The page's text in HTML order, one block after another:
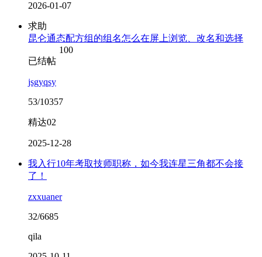
2026-01-07
求助
昆仑通态配方组的组名怎么在屏上浏览、改名和选择
100
已结帖
jsgyqsy
53/10357
精达02
2025-12-28
我入行10年考取技师职称，如今我连星三角都不会接
了！
zxxuaner
32/6685
qila